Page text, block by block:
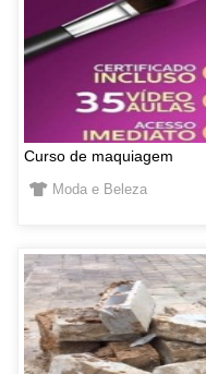
Curso de maquiagem
Moda e Beleza